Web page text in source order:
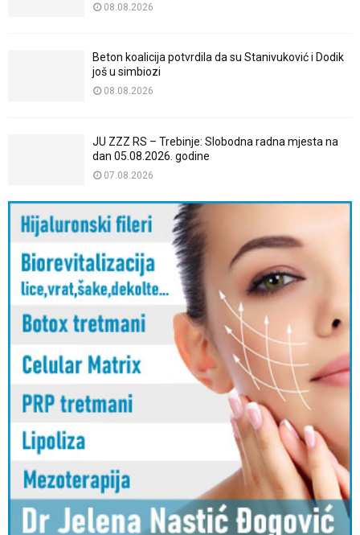
08.08.2026
Beton koalicija potvrdila da su Stanivuković i Dodik
još u simbiozi
08.08.2026
JU ZZZ RS – Trebinje: Slobodna radna mjesta na
dan 05.08.2026. godine
07.08.2026